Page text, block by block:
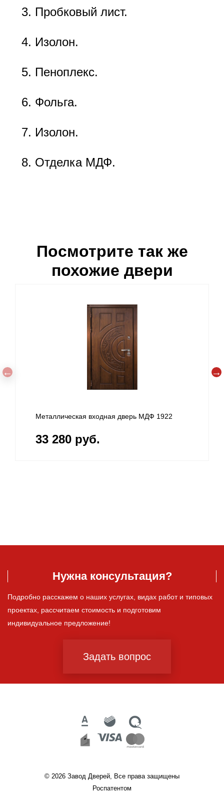
Пробковый лист.
Изолон.
Пеноплекс.
Фольга.
Изолон.
Отделка МДФ.
Посмотрите так же
похожие двери
Металлическая входная дверь МДФ 1922
33 280 руб.
Нужна консультация?
Подробно расскажем о наших услугах, видах работ и типовых
проектах, рассчитаем стоимость и подготовим
индивидуальное предложение!
Задать вопрос
© 2026 Завод Дверей, Все права защищены
Роспатентом